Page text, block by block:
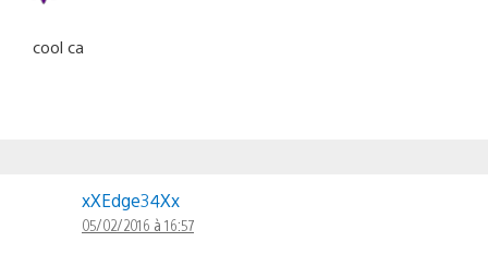
cool ca
xXEdge34Xx
05/02/2016 à 16:57